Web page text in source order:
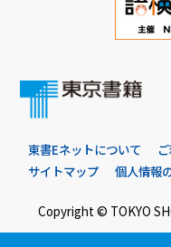
東書Eネットについて
サイトマップ
個人情報
Copyright © TOKYO